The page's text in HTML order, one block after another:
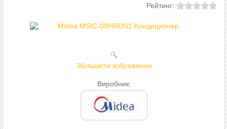
Рейтинг:
Збільшити зображення
Виробник: